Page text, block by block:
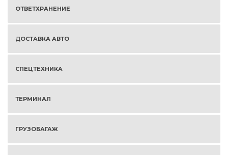
ОТВЕТХРАНЕНИЕ
ДОСТАВКА АВТО
СПЕЦТЕХНИКА
ТЕРМИНАЛ
ГРУЗОБАГАЖ